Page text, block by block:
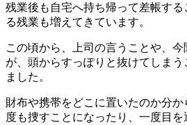
残業後も自宅へ持ち帰って差帳す
る残業も増えてきています。
この頃から
、上司の言うことや、
が、頭からすっぽりと抜けてしまう
ました。
財布や携帯をどこに置いたのか分
度も捜すことになったり、一度目